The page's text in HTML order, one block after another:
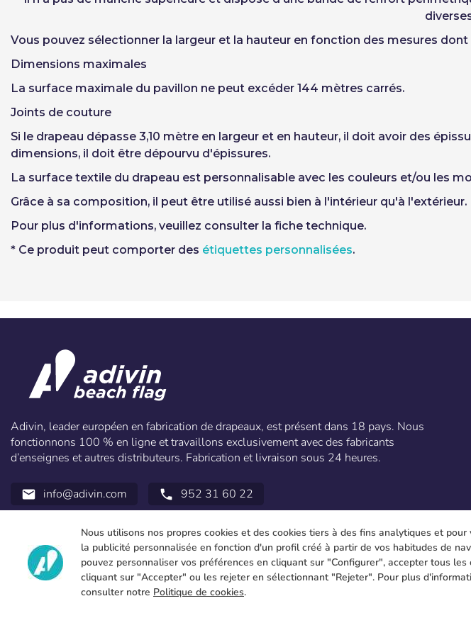
Vous pouvez sélectionner la largeur et la hauteur en fonction des mesures dont
Dimensions maximales
La surface maximale du pavillon ne peut excéder 144 mètres carrés.
Joints de couture
Si le drapeau dépasse 3,10 mètre en largeur et en hauteur, il doit avoir des
dimensions, il doit être dépourvu d'épissures.
La surface textile du drapeau est personnalisable avec les couleurs et/ou les
Grâce à sa composition, il peut être utilisé aussi bien à l'intérieur qu'à l'extérieur.
Pour plus d'informations, veuillez consulter la fiche technique.
* Ce produit peut comporter des étiquettes personnalisées.
Adivin, leader européen en fabrication de drapeaux, est présent dans 18 pays. Nous
fonctionnons 100 % en ligne et travaillons exclusivement avec des fabricants
d’enseignes et autres distributeurs. Fabrication et livraison sous 24 heures.
email info@adivin.com call 952 31 60 22
Nous utilisons nos propres cookies et des cookies tiers à des fins analytiques et pour
la publicité personnalisée en fonction d'un profil créé à partir de vos habitudes de
pouvez personnaliser vos préférences en cliquant sur "Configurer", accepter tous les
cliquant sur "Accepter" ou les rejeter en sélectionnant "Rejeter". Pour plus
consulter notre Politique de cookies.